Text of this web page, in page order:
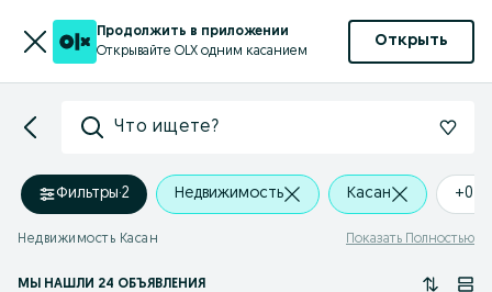
Продолжить в приложении
Открывайте OLX одним касанием
Открыть
Что ищете?
Фильтры·2 Недвижимость Касан +0
Недвижимость Касан Показать Полностью
МЫ НАШЛИ 24 ОБЪЯВЛЕНИЯ